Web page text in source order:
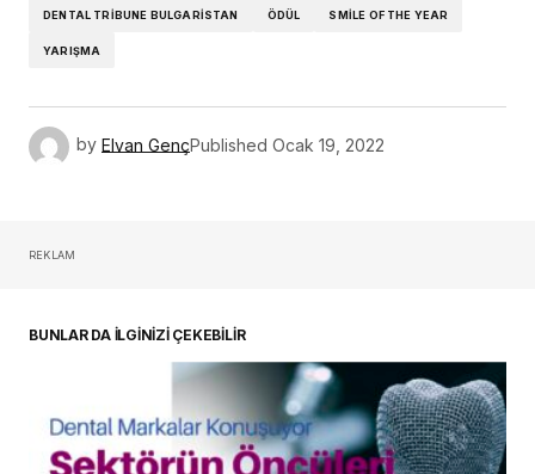
DENTAL TRIBUNE BULGARISTAN ÖDÜL SMILE OF THE YEAR
YARIŞMA
by Elvan GençPublished Ocak 19, 2022
REKLAM
BUNLAR DA İLGİNİZİ ÇEKEBİLİR